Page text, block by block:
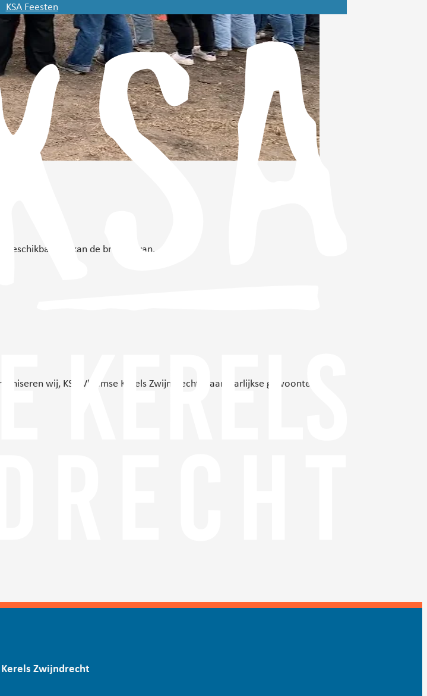
KSA Feesten
U kan de brieven van…
wij, KSA Vlaamse Kerels Zwijndrecht, naar jaarlijkse gewoonte
Zwijndrecht